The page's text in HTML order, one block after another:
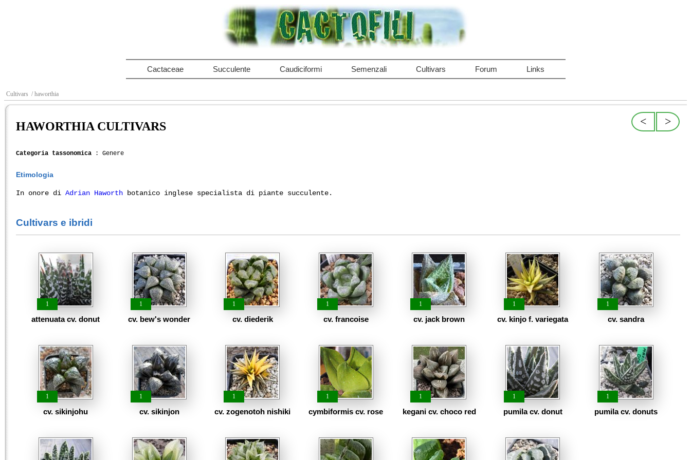
Cactaceae Succulente Caudiciformi Semenzali Cultivars Forum Links
Cultivars / haworthia
>
<
HAWORTHIA CULTIVARS
Categoria tassonomica : Genere
Etimologia
In onore diAdrian Haworth botanico inglese specialista di piante succulente.
Cultivars e ibridi
1
attenuata cv. donut
1
cv. bew's wonder
1
cv. diederik
1
cv. francoise
1
cv. jack brown
1
cv. kinjo f. variegata
1
cv. sandra
1
cv. sikinjohu
1
cv. sikinjon
1
cv. zogenotoh nishiki
1
cymbiformis cv. rose
1
kegani cv. choco red
1
pumila cv. donut
1
pumila cv. donuts